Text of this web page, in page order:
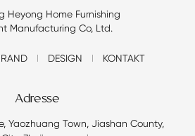
DESIGN KONTAKT
Adresse
Yaozhuang Town, Jiashan County,